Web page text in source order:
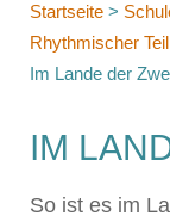
Startseite >
Rhythmischer Teil
Im Lande der
IM
So ist es im